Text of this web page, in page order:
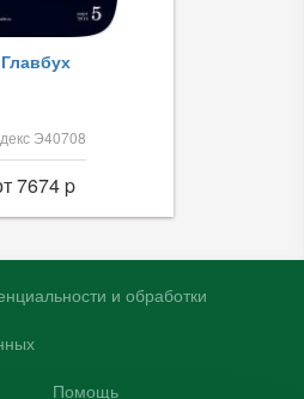
Главбух
Э40708
7674 p
и обработки
Помощь